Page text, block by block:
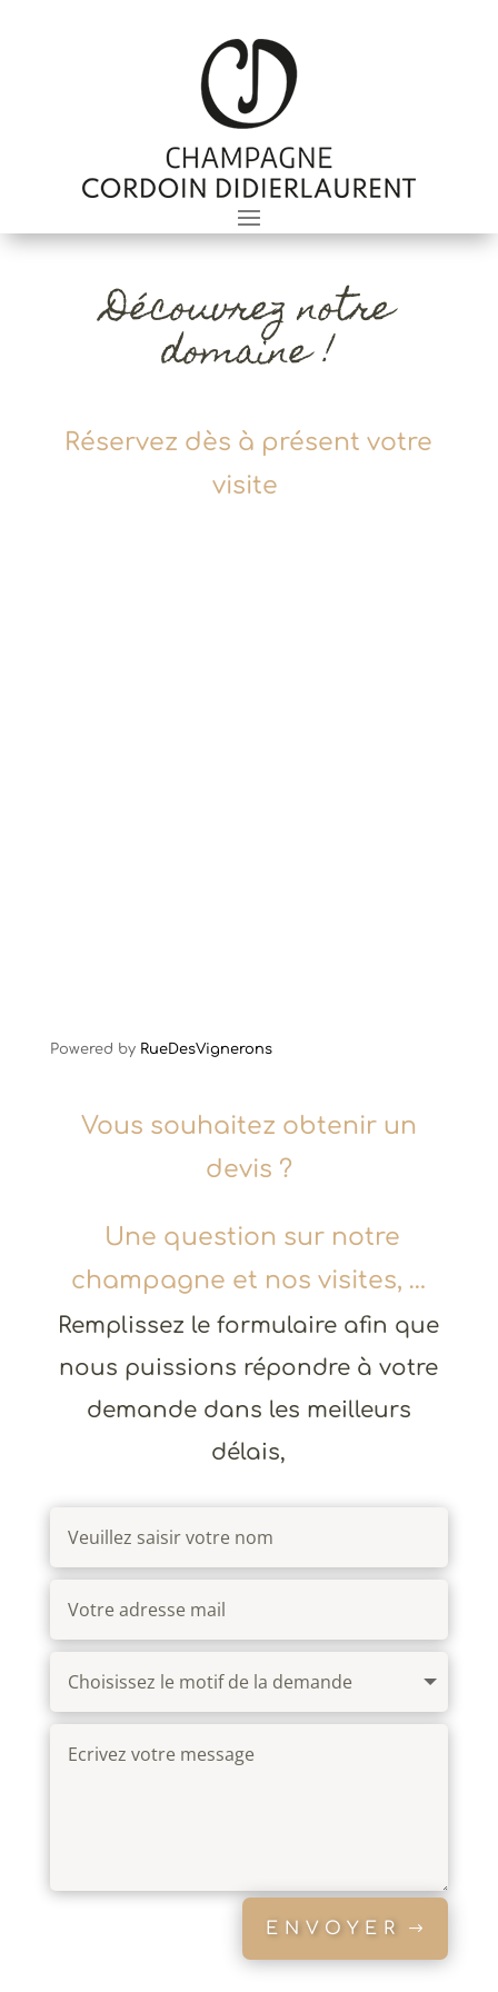
Découvrez notre
domaine !
Réservez dès à présent votre
visite
Powered by RueDesVignerons
Vous souhaitez obtenir un
devis ?
Une question sur notre
champagne et nos visites, …
Remplissez le formulaire afin que
nous puissions répondre à votre
demande dans les meilleurs
délais,
ENVOYER